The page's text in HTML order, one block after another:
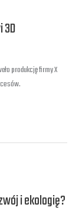
produkcję firmy X
i ekologię?